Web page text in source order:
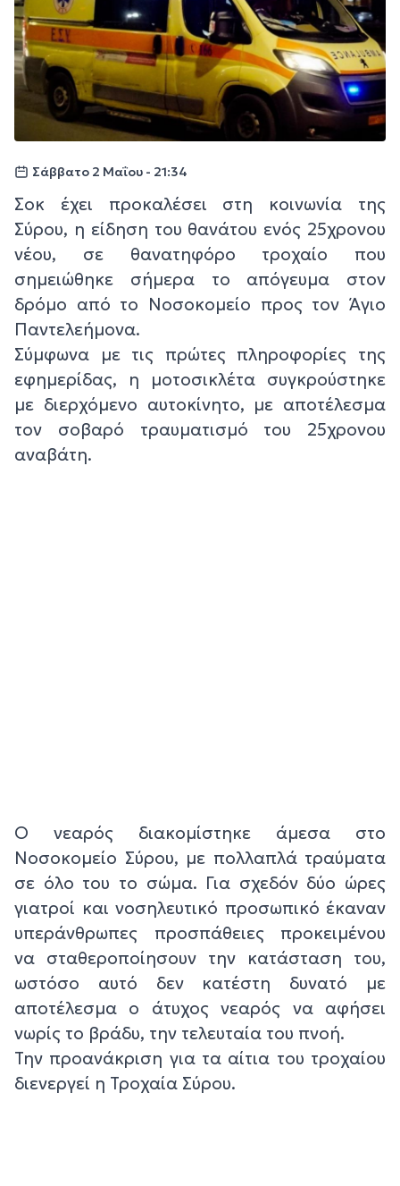
Σάββατο 2 Μαΐου - 21:34
Σοκ έχει προκαλέσει στη κοινωνία της
Σύρου, η είδηση του θανάτου ενός 25χρονου
νέου, σε θανατηφόρο τροχαίο που
σημειώθηκε σήμερα το απόγευμα στον
δρόμο από το Νοσοκομείο προς τον Άγιο
Παντελεήμονα.
Σύμφωνα με τις πρώτες πληροφορίες της
εφημερίδας, η μοτοσικλέτα συγκρούστηκε
με διερχόμενο αυτοκίνητο, με αποτέλεσμα
τον σοβαρό τραυματισμό του 25χρονου
αναβάτη.
Ο νεαρός διακομίστηκε άμεσα στο
Νοσοκομείο Σύρου, με πολλαπλά τραύματα
σε όλο του το σώμα. Για σχεδόν δύο ώρες
γιατροί και νοσηλευτικό προσωπικό έκαναν
υπεράνθρωπες προσπάθειες προκειμένου
να σταθεροποίησουν την κατάσταση του,
ωστόσο αυτό δεν κατέστη δυνατό με
αποτέλεσμα ο άτυχος νεαρός να αφήσει
νωρίς το βράδυ, την τελευταία του πνοή.
Την προανάκριση για τα αίτια του τροχαίου
διενεργεί η Τροχαία Σύρου.